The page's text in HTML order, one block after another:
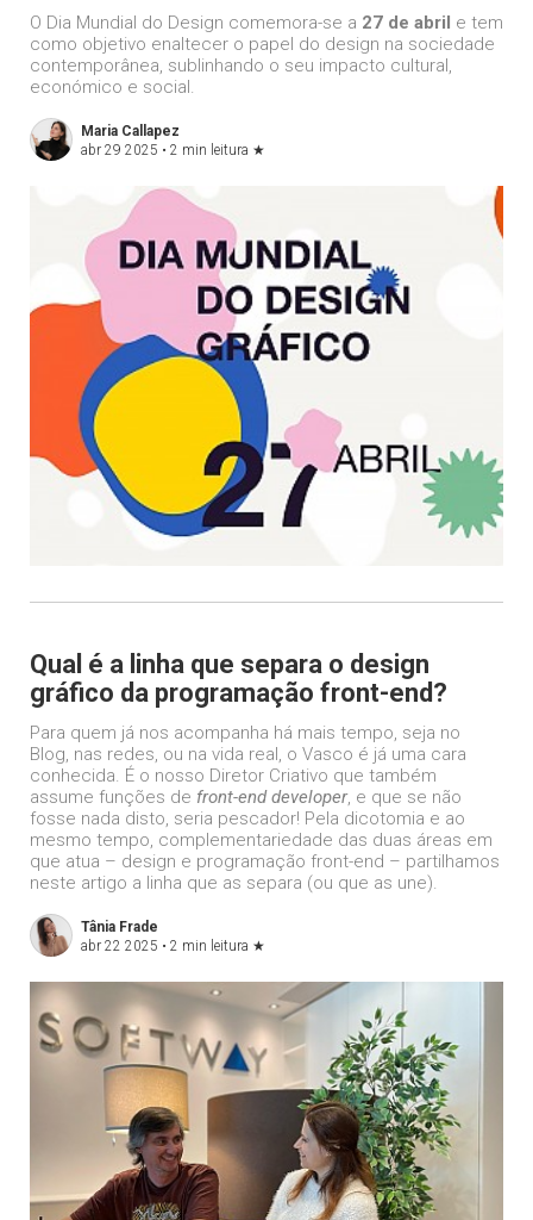
O Dia Mundial do Design comemora-se a 27 de abril e tem
como objetivo enaltecer o papel do design na sociedade
contemporânea, sublinhando o seu impacto cultural,
económico e social.
Maria Callapez
abr 29 2025 • 2 min leitura ★
Qual é a linha que separa o design
gráfico da programação front-end?
Para quem já nos acompanha há mais tempo, seja no
Blog, nas redes, ou na vida real, o Vasco é já uma cara
conhecida. É o nosso Diretor Criativo que também
assume funções de front-end developer, e que se não
fosse nada disto, seria pescador! Pela dicotomia e ao
mesmo tempo, complementariedade das duas áreas em
que atua – design e programação front-end – partilhamos
neste artigo a linha que as separa (ou que as une).
Tânia Frade
abr 22 2025 • 2 min leitura ★